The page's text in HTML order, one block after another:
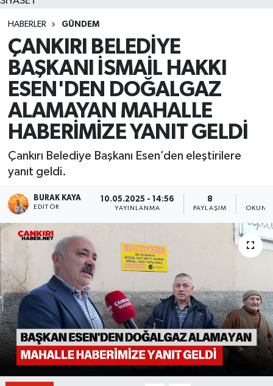
HABERLER GÜNDEM
ÇANKIRI BELEDİYE
BAŞKANI İSMAİL HAKKI
ESEN'DEN DOĞALGAZ
ALAMAYAN MAHALLE
HABERİMİZE YANIT GELDİ
Çankırı Belediye Başkanı Esen’den eleştirilere
yanıt geldi.
BURAK KAYA
EDITÖR
10.05.2025 - 14:56
YAYINLANMA
8
PAYLAŞIM